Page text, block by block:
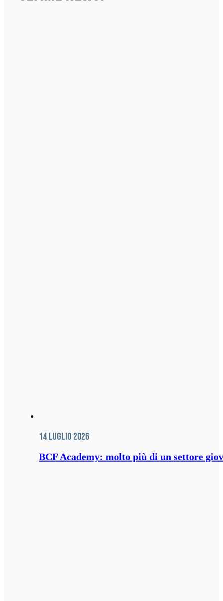
14 Luglio 2026
BCF Academy: molto più di un settore